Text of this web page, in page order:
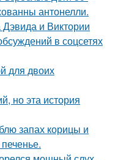
антонелли.
и Виктории
в соцсетях
для двоих
но эта история
запах корицы и